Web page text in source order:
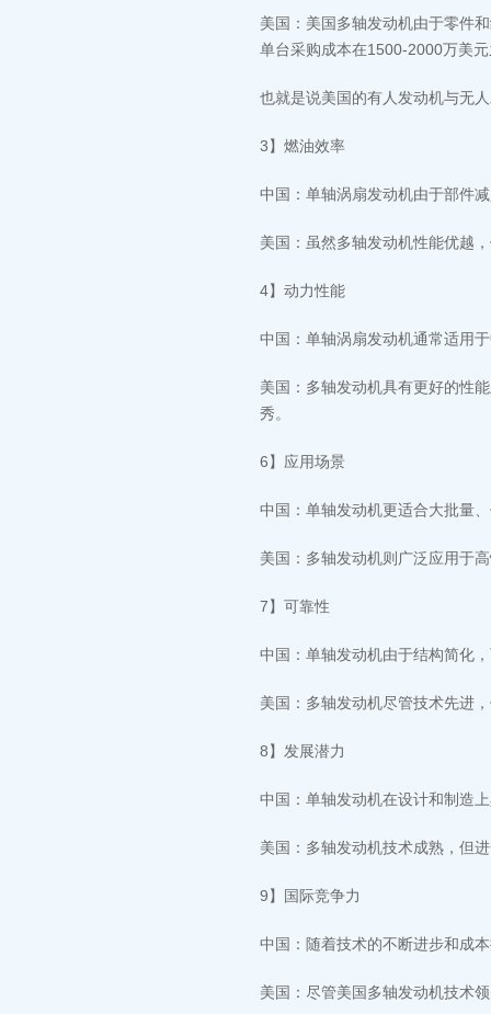
美国：美国多轴发动机由于零件
单台采购成本在1500-2000万美
也就是说美国的有人发动机与无
3】燃油效率
中国：单轴涡扇发动机由于部件
美国：虽然多轴发动机性能优越
4】动力性能
中国：单轴涡扇发动机通常适用
美国：多轴发动机具有更好的性
秀。
6】应用场景
中国：单轴发动机更适合大批量
美国：多轴发动机则广泛应用于
7】可靠性
中国：单轴发动机由于结构简化
美国：多轴发动机尽管技术先进
8】发展潜力
中国：单轴发动机在设计和制造
美国：多轴发动机技术成熟，但
9】国际竞争力
中国：随着技术的不断进步和成
美国：尽管美国多轴发动机技术